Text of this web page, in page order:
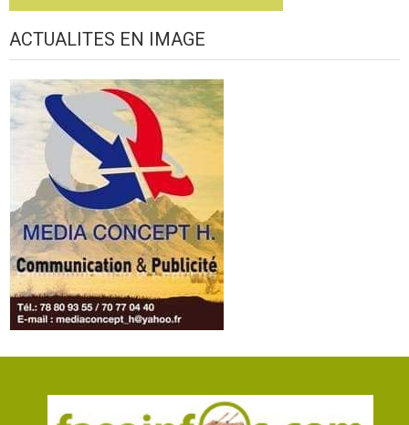
ACTUALITES EN IMAGE